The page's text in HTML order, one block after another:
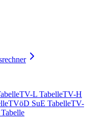
TV-L TabelleTV-H
TVöD SuE TabelleTV-